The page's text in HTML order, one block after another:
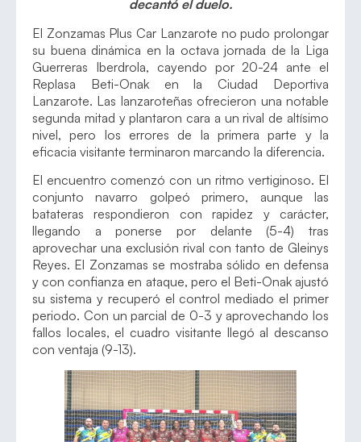
decantó el duelo.
El Zonzamas Plus Car Lanzarote no pudo prolongar
su buena dinámica en la octava jornada de la Liga
Guerreras Iberdrola, cayendo por 20-24 ante el
Replasa Beti-Onak en la Ciudad Deportiva
Lanzarote. Las lanzaroteñas ofrecieron una notable
segunda mitad y plantaron cara a un rival de altísimo
nivel, pero los errores de la primera parte y la
eficacia visitante terminaron marcando la diferencia.
El encuentro comenzó con un ritmo vertiginoso. El
conjunto navarro golpeó primero, aunque las
batateras respondieron con rapidez y carácter,
llegando a ponerse por delante (5-4) tras
aprovechar una exclusión rival con tanto de Gleinys
Reyes. El Zonzamas se mostraba sólido en defensa
y con confianza en ataque, pero el Beti-Onak ajustó
su sistema y recuperó el control mediado el primer
periodo. Con un parcial de 0-3 y aprovechando los
fallos locales, el cuadro visitante llegó al descanso
con ventaja (9-13).